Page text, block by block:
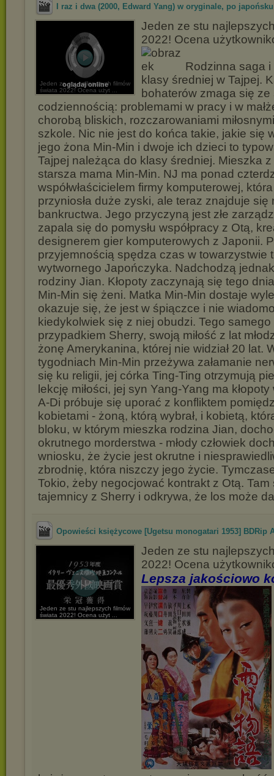
I raz i dwa (2000, Edward Yang) w oryginale, po japońsku
oglądaj online
Jeden ze stu najlepszych filmów
świata 2022! Ocena użyt ...
Jeden ze stu
2022! Ocena
Rodzinna saga
klasy średniej w Tajpej.
bohaterów zmaga się ze
codziennością: problemami w pracy i w
chorobą bliskich, rozczarowaniami
szkole. Nic nie jest do końca takie, jakie się
jego żona Min-Min i dwoje ich dzieci to
Tajpej należąca do klasy średniej. Mieszka
starsza mama Min-Min. NJ ma ponad
współwłaścicielem firmy komputerowej,
przyniosła duże zyski, ale teraz znajduje się
bankructwa. Jego przyczyną jest złe
zapala się do pomysłu współpracy z Otą,
designerem gier komputerowych z Japonii.
przyjemnością spędza czas w towarzystwie
wytwornego Japończyka. Nadchodzą
rodziny Jian. Kłopoty zaczynają się tego
Min-Min się żeni. Matka Min-Min dostaje
okazuje się, że jest w śpiączce i nie
kiedykolwiek się z niej obudzi. Tego
przypadkiem Sherry, swoją miłość z lat
żonę Amerykanina, której nie widział 20 lat.
tygodniach Min-Min przeżywa załamanie
się ku religii, jej córka Ting-Ting otrzymują
lekcję miłości, jej syn Yang-Yang ma
A-Di próbuje się uporać z konfliktem
kobietami - żoną, którą wybrał, i kobietą,
bloku, w którym mieszka rodzina Jian,
okrutnego morderstwa - młody człowiek
wniosku, że życie jest okrutne i
zbrodnię, która niszczy jego życie.
Tokio, żeby negocjować kontrakt z Otą.
tajemnicy z Sherry i odkrywa, że los może
Opowieści księżycowe [Ugetsu monogatari 1953] BDRip
Jeden ze stu najlepszych filmów
świata 2022! Ocena użyt ...
Jeden ze stu
2022! Ocena
Lepsza jakościowo